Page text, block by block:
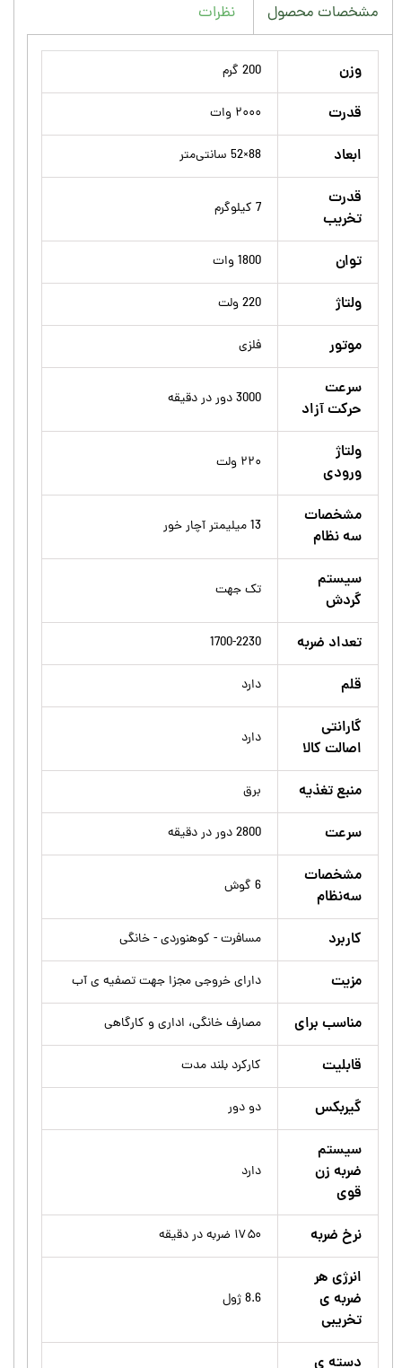
مشخصات محصول نظرات
وزن 200 گرم
قدرت ۲۰۰۰ وات
ابعاد 88×52 سانتی‌متر
قدرت
تخریب
7 کیلوگرم
توان 1800 وات
ولتاژ 220 ولت
موتور فلزی
سرعت
حرکت آزاد
3000 دور در دقیقه
ولتاژ
ورودی
۲۲۰ ولت
مشخصات
سه نظام
13 میلیمتر آچار خور
سیستم
گردش
تک جهت
تعداد ضربه 1700-2230
قلم دارد
گارانتی
اصالت کالا
دارد
منبع تغذیه برق
سرعت 2800 دور در دقیقه
مشخصات
سه‌نظام
6 گوش
کاربرد مسافرت - کوهنوردی - خانگی
مزیت دارای خروجی مجزا جهت تصفیه ی آب
مناسب برای مصارف خانگی، اداری و کارگاهی
قابلیت کارکرد بلند مدت
گیربکس دو دور
سیستم
ضربه زن
قوی
دارد
نرخ ضربه ۱۷۵۰ ضربه در دقیقه
انرژی هر
ضربه ی
تخریبی
8.6 ژول
دسته ی